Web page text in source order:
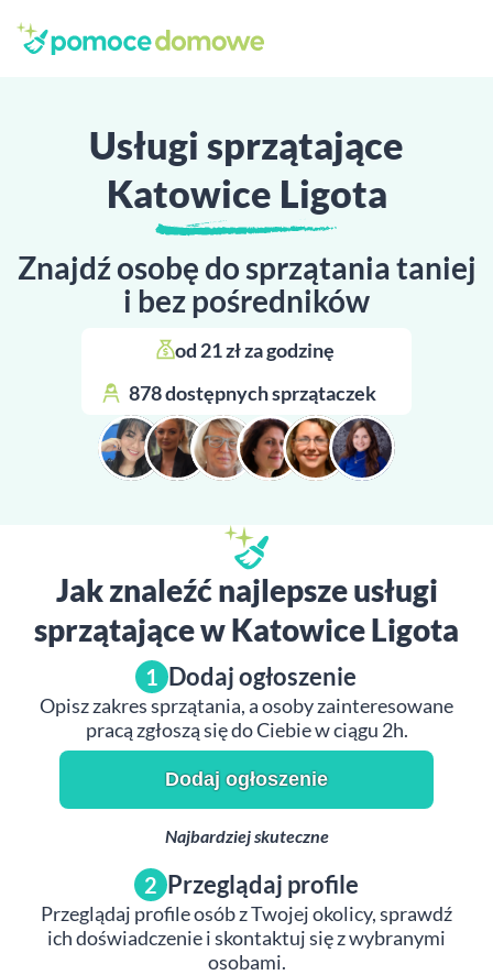
Usługi sprzątające
Katowice Ligota
Znajdź osobę do sprzątania taniej
i bez pośredników
od 21 zł za godzinę
878 dostępnych sprzątaczek
Jak znaleźć najlepsze usługi
sprzątające w Katowice Ligota
1 Dodaj ogłoszenie
Opisz zakres sprzątania, a osoby zainteresowane
pracą zgłoszą się do Ciebie w ciągu 2h.
Dodaj ogłoszenie
Najbardziej skuteczne
2 Przeglądaj profile
Przeglądaj profile osób z Twojej okolicy, sprawdź
ich doświadczenie i skontaktuj się z wybranymi
osobami.